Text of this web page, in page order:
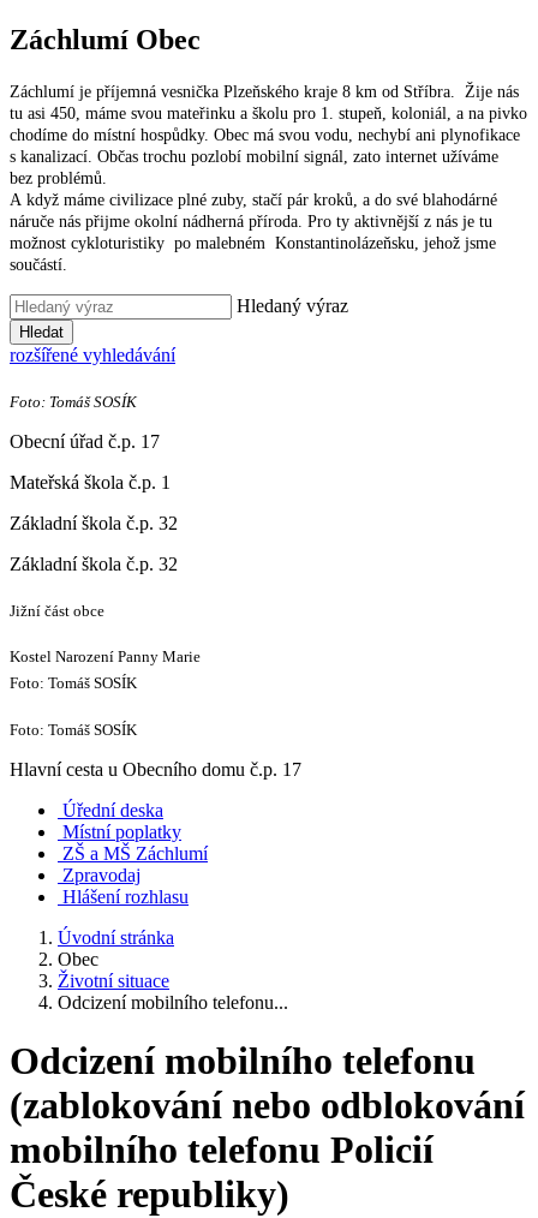
Záchlumí Obec
Záchlumí je příjemná vesnička Plzeňského kraje 8 km od Stříbra. Žije nás
tu asi 450, máme svou mateřinku a školu pro 1. stupeň, koloniál, a na pivko
chodíme do místní hospůdky. Obec má svou vodu, nechybí ani plynofikace
s kanalizací. Občas trochu pozlobí mobilní signál, zato internet užíváme
bez problémů.
A když máme civilizace plné zuby, stačí pár kroků, a do své blahodárné
náruče nás přijme okolní nádherná příroda. Pro ty aktivnější z nás je tu
možnost cykloturistiky po malebném Konstantinolázeňsku, jehož jsme
součástí.
Hledaný výraz
Hledat
rozšířené vyhledávání
Foto: Tomáš SOSÍK
Obecní úřad č.p. 17
Mateřská škola č.p. 1
Základní škola č.p. 32
Základní škola č.p. 32
Jižní část obce
Kostel Narození Panny Marie
Foto: Tomáš SOSÍK
Foto: Tomáš SOSÍK
Hlavní cesta u Obecního domu č.p. 17
Úřední deska
Místní poplatky
ZŠ a MŠ Záchlumí
Zpravodaj
Hlášení rozhlasu
Úvodní stránka
Obec
Životní situace
Odcizení mobilního telefonu...
Odcizení mobilního telefonu
(zablokování nebo odblokování
mobilního telefonu Policií
České republiky)